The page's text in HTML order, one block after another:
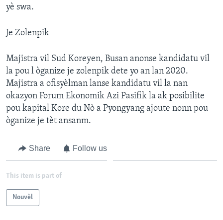
yè swa.
Je Zolenpik
Majistra vil Sud Koreyen, Busan anonse kandidatu vil
la pou l òganize je zolenpik dete yo an lan 2020.
Majistra a ofisyèlman lanse kandidatu vil la nan
okazyon Forum Ekonomik Azi Pasifik la ak posibilite
pou kapital Kore du Nò a Pyongyang ajoute nonn pou
òganize je tèt ansanm.
Share Follow us
This item is part of
Nouvèl